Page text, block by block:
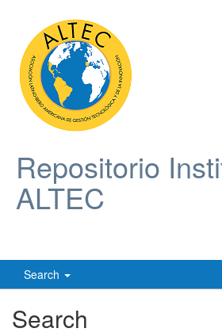
Repositorio
ALTEC
Search
Search